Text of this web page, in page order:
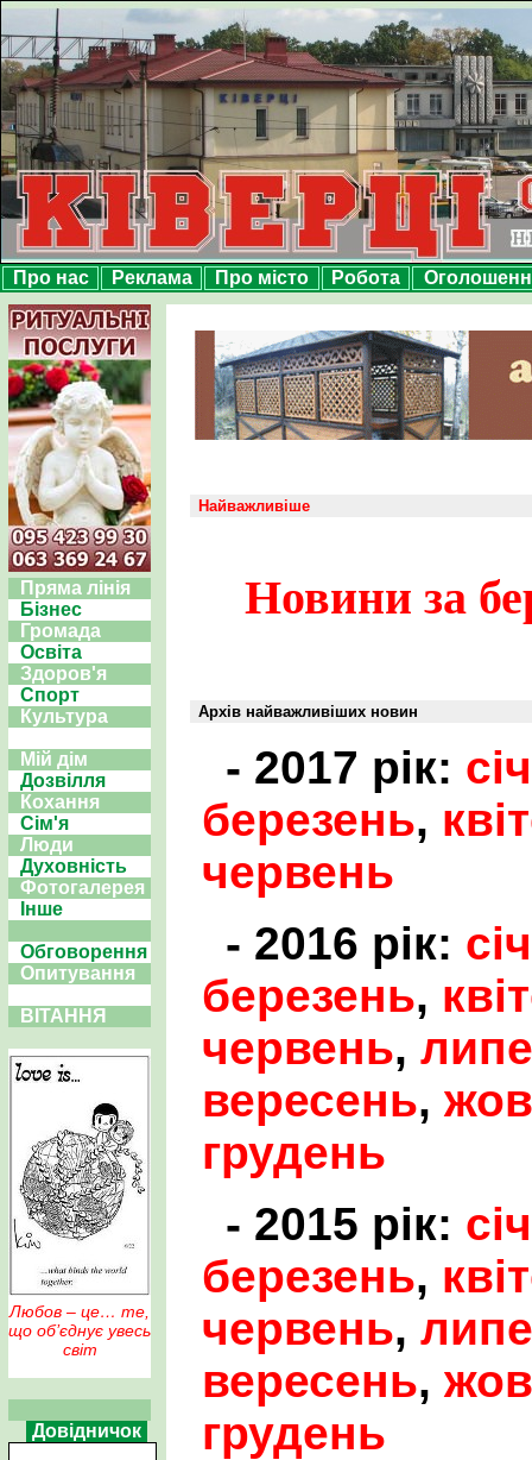
Про нас Реклама Про місто Робота
Пряма лінія
Бізнес
Громада
Освіта
Здоров'я
Спорт
Культура
Мій дім
Дозвілля
Кохання
Сім'я
Люди
Духовність
Фотогалерея
Інше
Обговорення
Опитування
ВІТАННЯ
Любов – це… те,
що об’єднує увесь
світ
Довідничок
Найважливіше
Новини за
Архів найважливіших новин
- 2017 рік:
березень,
червень
- 2016 рік:
березень,
червень,
вересень,
грудень
- 2015 рік:
березень,
червень,
вересень,
грудень